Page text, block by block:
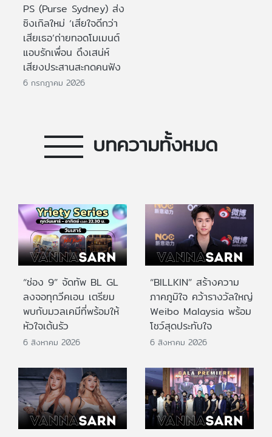
PS (Purse Sydney) ส่ง
ซิงเกิลใหม่ ‘เสียใจดีกว่า
เสียเธอ’ถ่ายทอดโมเมนต์
แอบรักเพื่อน ดึงเสน่ห์
เสียงประสานสะกดคนฟัง
6 กรกฎาคม 2026
บทความทั้งหมด
“ช่อง 9” จัดทัพ BL GL
ลงจอทุกวีคเอน เตรียม
พบกับมวลเคมีที่พร้อมให้
หัวใจเต้นรัว
6 สิงหาคม 2026
“BILLKIN” สร้างความ
ภาคภูมิใจ คว้ารางวัลใหญ่
Weibo Malaysia พร้อม
โชว์สุดประทับใจ
6 สิงหาคม 2026